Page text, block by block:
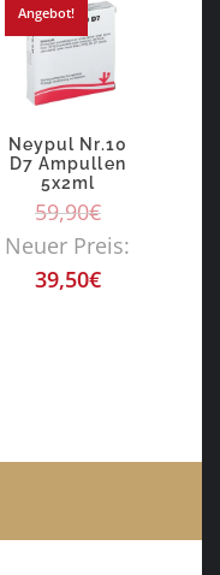
Angebot!
Neypul Nr.10
D7 Ampullen
5x2ml
59,90€
Neuer Preis:
39,50€